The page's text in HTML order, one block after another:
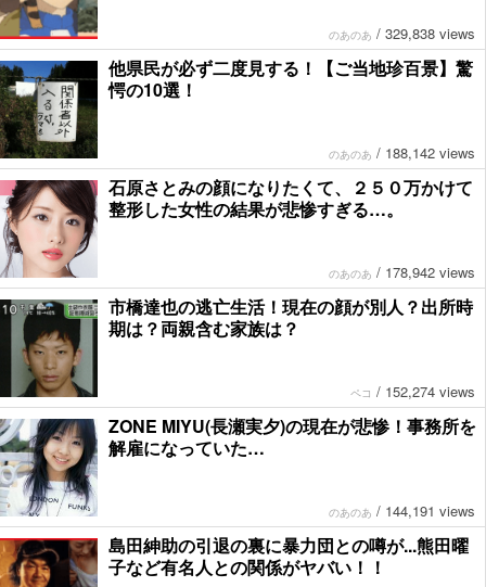
のあのあ / 329,838 views
他県民が必ず二度見する！【ご当地珍百景】驚
愕の10選！
のあのあ / 188,142 views
石原さとみの顔になりたくて、２５０万かけて
整形した女性の結果が悲惨すぎる…。
のあのあ / 178,942 views
市橋達也の逃亡生活！現在の顔が別人？出所時
期は？両親含む家族は？
ペコ / 152,274 views
ZONE MIYU(長瀬実夕)の現在が悲惨！事務所を
解雇になっていた…
のあのあ / 144,191 views
島田紳助の引退の裏に暴力団との噂が...熊田曜
子など有名人との関係がヤバい！！